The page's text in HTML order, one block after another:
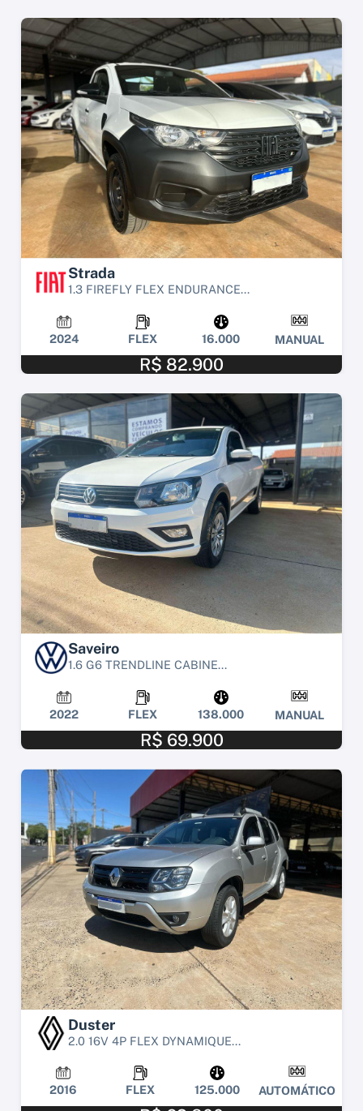
Strada
1.3 FIREFLY FLEX ENDURANCE...
2024 FLEX 16.000 MANUAL
R$ 82.900
Saveiro
1.6 G6 TRENDLINE CABINE...
2022 FLEX 138.000 MANUAL
R$ 69.900
Duster
2.0 16V 4P FLEX DYNAMIQUE...
2016 FLEX 125.000 AUTOMÁTICO